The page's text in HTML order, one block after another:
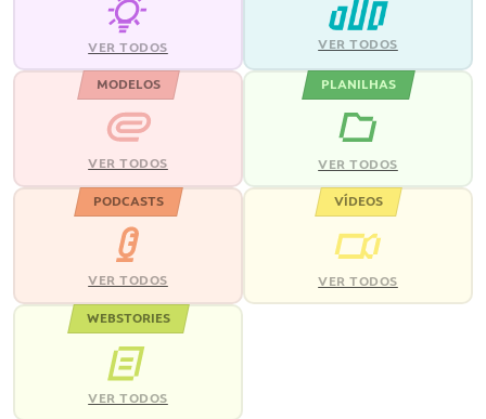
VER TODOS VER TODOS
MODELOS
VER TODOS
PLANILHAS
VER TODOS
PODCASTS
VER TODOS
VÍDEOS
VER TODOS
WEBSTORIES
VER TODOS